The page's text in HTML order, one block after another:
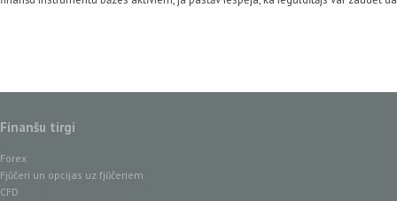
Finanšu tirgi
Forex
Fjūčeri un opcijas uz fjūčeriem
CFD